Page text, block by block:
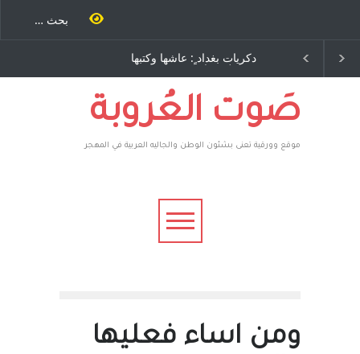
دكريات بغداد ٍ: عاشها وكتبها
:وليد رباح – نيوجرسي –
الولايات المتحدة الامريكية
طاحنة كتب
يوسف يقهر
صَوت العُروبة
موقع وورقية تعنى بشئون الوطن والجاليه العربية في المهجر
ومن اساء فعليها